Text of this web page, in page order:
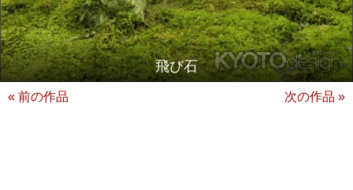
飛び石
« 前の作品 次の作品 »